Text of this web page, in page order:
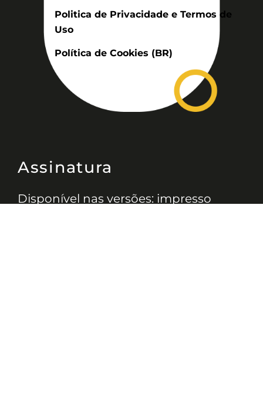
Politica de Privacidade e Termos de
Uso
Política de Cookies (BR)
Assinatura
Disponível nas versões: impresso